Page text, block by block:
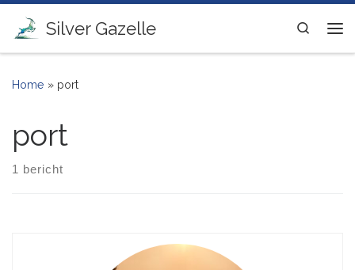
Ga naar inhoud
Silver Gazelle
Search
Home » port
port
1 bericht